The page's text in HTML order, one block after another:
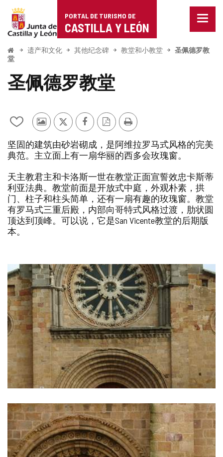
Portal
de
Turismo
de
Castilla
León
PORTAL DE TURISMO DE
CASTILLA Y LEÓN
菜
关
开
始
遗产和文化 其他纪念碑 教堂和小教堂
圣佩德罗教
堂
圣佩德罗教堂
从
的
笔
本
中
加/
删
除
其
游
客
照
片
推
Facebook
PDF
本
打
坚固的建筑由砂岩砌成，是阿维拉罗马式风格的完美
典范。主立面上有一扇华丽的西多会玫瑰窗。
天主教君主和卡洛斯一世在教堂正面宣誓效忠卡斯蒂
利亚法典。教堂前面是开放式中庭，外观朴素，拱
门、柱子和柱头简单，还有一扇有趣的玫瑰窗。教堂
有罗马式三重后殿，内部向哥特式风格过渡，肋状圆
顶达到顶峰。可以说，它是San Vicente教堂的后期版
本。
图
片
库